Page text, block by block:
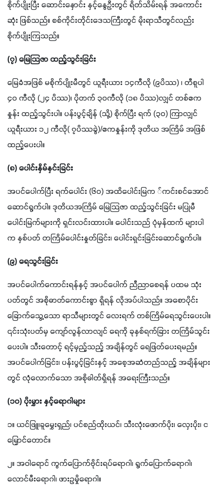
စိုက်ပျိုးပြီး ဆောင်းနှောင်း နှင့်နွေဦးတွင် ရိတ်သိမ်းရန် အကောင်း
ဆုံး ဖြစ်သည်။ စစ်ကိုင်းတိုင်းဒေသကြီးတွင် မိုးရာသီတွင်လည်း
စိုက်ပျိုးကြသည်။
(၇) မြေသြဇာ ထည့်သွင်းခြင်း
မြေခံအဖြစ် မစိုက်ပျိုးမီတွင် ယူရီးယား ၁၄ကီလို (၉ပိဿ) ၊ တီစူပါ
၄၀ ကီလို (၂၄ ပိဿ)၊ ပိုတက် ၃၀ကီလို (၁၈ ပိဿ)လျှင် တစ်ဧက
နှုန်း ထည့်သွင်းပါ။ ပန်းပွင့်ချိန် (သို့) စိုက်ပြီး ရက် (၃၀) ကြာလျှင်
ယူရီးယား ၁၂ ကီလို( ၇ပိဿခွဲ)/ဧကနှုန်းကို ဒုတိယ အကြိမ် အဖြစ်
ထည့်ပေးပါ။
(၈) ပေါင်းနှိမ်နှင်းခြင်း
အပင်ပေါက်ပြီး ရက်ပေါင်း (၆၀) အထိပေါင်းမြက ်ကင်းစင်အောင်
ဆောင်ရွက်ပါ။ ဒုတိယအကြိမ် မြေသြဇာ ထည့်သွင်းခြင်း မပြုမီ
ပေါင်းမြက်များကို ရှင်းလင်းထားပါ။ ပေါင်းသည် ပုံမှန်ထက် များပါ
က နှစ်ပတ် တကြိမ်ပေါင်းနှုတ်ခြင်း၊ ပေါင်းရှင်းခြင်းဆောင်ရွက်ပါ။
(၉) ရေသွင်းခြင်း
အပင်ပေါက်ကောင်းရန်နှင့် အပင်ပေါက် ညီညာစေရန် ပထမ သုံး
ပတ်တွင် အစိုဓာတ်ကောင်းစွာ ရှိရန် လိုအပ်ပါသည်။ အစောပိုင်း
ခြောက်သွေ့သော ရာသီများတွင် လေးရက် တစ်ကြိမ်ရေသွင်းပေးပါ။
၎င်းသုံးပတ်မှ ကျော်လွန်လာလျင် ရေကို ခုနှစ်ရက်ခြား တကြိမ်သွင်း
ပေးပါ။ သီးတောင့် ရင့်မှည့်သည့် အချိန်တွင် ရေဖြတ်ပေးရမည်။
အပင်ပေါက်ခြင်း၊ ပန်းပွင့်ခြင်းနှင့် အစေ့အဆံတည်သည့် အချိန်များ
တွင် လုံလောက်သော အစိုဓါတ်ရှိရန် အရေးကြီးသည်။
(၁၀) ပိုးမွှား နှင့်ရောဂါများ
၁။ ယင်ဖြူ၊ခူမွှေးရှည်၊ ပင်စည်ထိုးယင်၊ သီးလုံးဖောက်ပိုး၊ လှေးပိုး၊ င
မြှောင်တောင်။
၂။ အဝါရောင် ကွက်ပြောက်ဗိုင်းရပ်ရောဂါ၊ ရွက်ပြောက်ရောဂါ၊
လောင်မီးရောဂါ၊ ဖားဥမှိုရောဂါ။